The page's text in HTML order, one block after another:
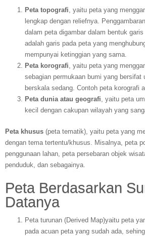
Peta topografi, yaitu peta yang
lengkap dengan reliefnya.
dalam peta digambar dalam bentuk
adalah garis pada peta yang
mempunyai ketinggian yang sama.
Peta korografi, yaitu peta yang
sebagian permukaan bumi yang bersifat
berskala sedang. Contoh peta korografi
Peta dunia atau geografi, yaitu peta
kecil dengan cakupan wilayah yang
Peta khusus (peta tematik), yaitu peta yang
dengan tema tertentu/khusus. Misalnya, peta
penggunaan lahan, peta persebaran objek
penduduk, dan sebagainya.
Peta Berdasarkan
Datanya
Peta turunan (Derived Map)yaitu peta
pada acuan peta yang sudah ada,